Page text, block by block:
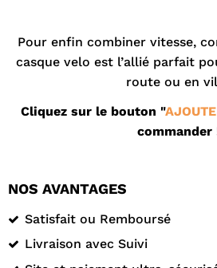
Pour enfin combiner vitesse,
casque velo est l’allié parfait
route ou en
Cliquez sur le bouton "
commander
NOS AVANTAGES
Satisfait ou Remboursé
Livraison avec Suivi